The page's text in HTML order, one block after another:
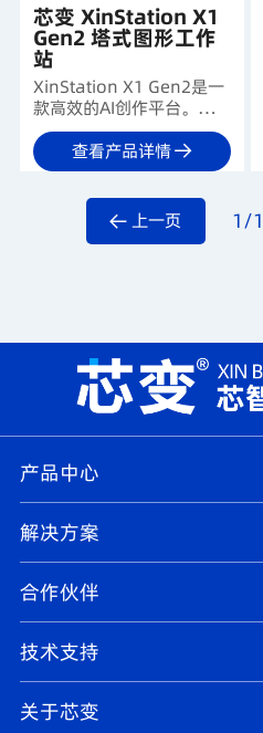
芯变 XinStation X1
Gen2 塔式图形工作
站
XinStation X1 Gen2是一
款高效的AI创作平台。它基
于全新酷睿Ultra处理器与
PCIe 5.0单显卡架构，提供
128GB内存和极速存储支
理、3D设计及视频剪辑等
专业应用，助力创意生产
查看产品详情
上一页 1/1
产品中心
解决方案
合作伙伴
技术支持
关于芯变